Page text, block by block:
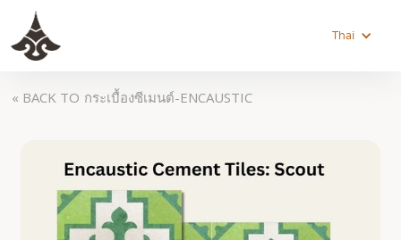
Thai
« BACK TO กระเบื้องซีเมนต์-ENCAUSTIC